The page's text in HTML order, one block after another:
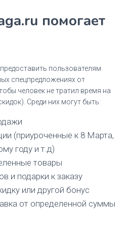
помогает
пользователям
спецпредложениях от
человек не тратил время на
Среди них могут быть:
(приуроченные к 8 Марта,
году и т.д)
товары
и подарки к заказу
или другой бонус
от определенной суммы